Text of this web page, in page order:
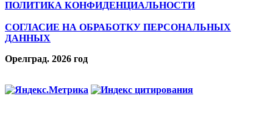
ПОЛИТИКА КОНФИДЕНЦИАЛЬНОСТИ
СОГЛАСИЕ НА ОБРАБОТКУ ПЕРСОНАЛЬНЫХ
ДАННЫХ
Орелград. 2026 год